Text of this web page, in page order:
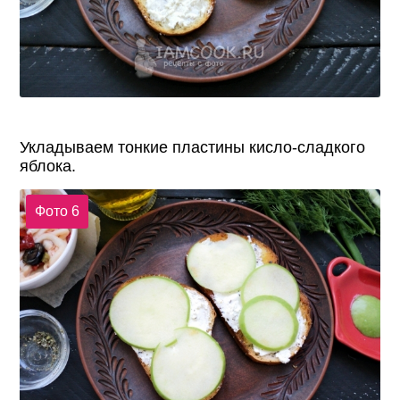
Укладываем тонкие пластины кисло-сладкого
яблока.
Фото 6